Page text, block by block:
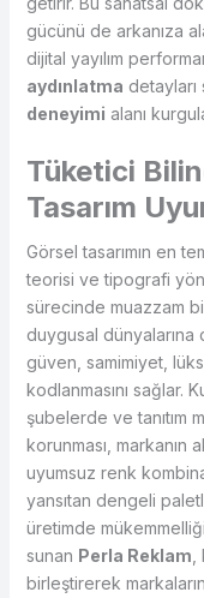
gücünü de arkanıza
dijital yayılım
aydınlatma
deneyimi alanı
Tüketici
Tasarım
Görsel tasarımın en
teorisi ve tipografi
sürecinde muazzam
duygusal
güven, samimiyet,
kodlanmasını sağlar.
şubelerde ve tanıtım
korunması, markanın
uyumsuz renk
yansıtan dengeli
üretimde
sunan Perla Reklam
birleştirerek